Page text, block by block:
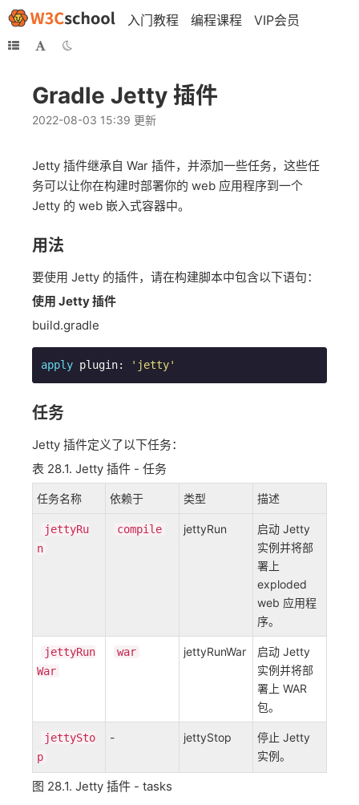
入门教程 编程课程 VIP会员
Gradle Jetty 插件
2022-08-03 15:39 更新
Jetty 插件继承自 War 插件，并添加一些任务，这些任
务可以让你在构建时部署你的 web 应用程序到一个
Jetty 的 web 嵌入式容器中。
用法
要使用 Jetty 的插件，请在构建脚本中包含以下语句：
使用 Jetty 插件
build.gradle
apply plugin: 'jetty'
任务
Jetty 插件定义了以下任务：
表 28.1. Jetty 插件 - 任务
任务名称 依赖于 类型 描述
jettyRu
n
compile jettyRun
启动 Jetty
实例并将部
署上
exploded
web 应用程
序。
jettyRun
War
war jettyRunWar
启动 Jetty
实例并将部
署上 WAR
包。
jettySto
p
- jettyStop
停止 Jetty
实例。
图 28.1. Jetty 插件 - tasks